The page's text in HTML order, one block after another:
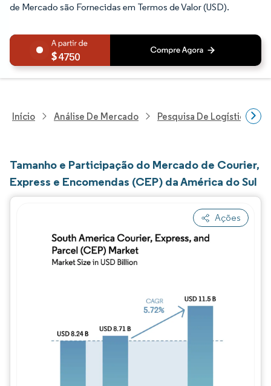
de Mercado são Fornecidas em Termos de Valor (USD).
4750
Início Análise De Mercado Pesquisa De Logística
Tamanho e Participação do Mercado de Courier,
Express e Encomendas (CEP) da América do Sul
Ações